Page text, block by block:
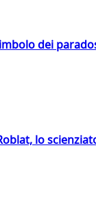
dei
lo